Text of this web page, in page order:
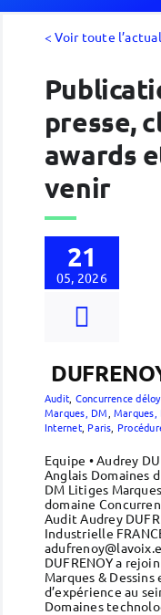
< Voir toute
presse,
awards
venir
21
05, 2026
Audit Concurrence
Marques, DM Marques,
Internet, Paris
Equipe • Audrey
Anglais Domaines
DM Litiges
domaine
Audit Audrey
Industrielle
DUFRENOY a
Marques &
d’expérience au
Domaines